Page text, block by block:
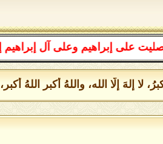
وعلى آل إبراهيم إنك
إلهَ إلَّا الله، واللهُ أكبر اللهُ